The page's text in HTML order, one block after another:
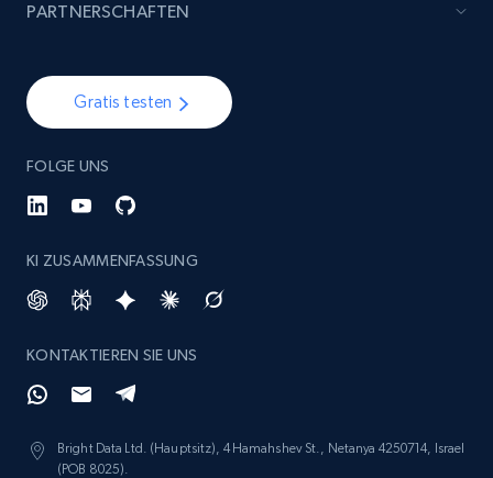
Reddit- Posts
Num comments, Date posted, Community
ID, Company, Ratings overall, Details size,
Gratis testen
FOLGE UNS
KI ZUSAMMENFASSUNG
KONTAKTIEREN SIE UNS
Bright Data Ltd. (Hauptsitz), 4 Hamahshev St., Netanya 4250714, Israel
(POB 8025).
PARTNERSCHAFTEN